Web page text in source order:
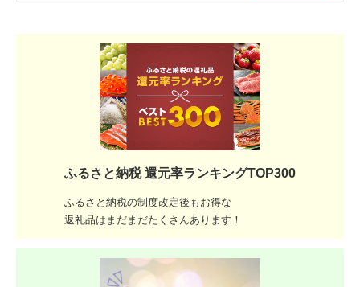
ふるさと納税 還元率ランキングTOP300
ふるさと納税の制度改定後もお得な
返礼品はまだまだたくさんあります！